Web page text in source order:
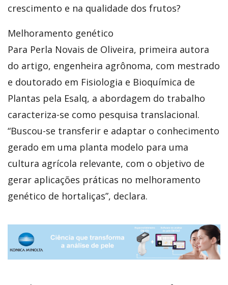
crescimento e na qualidade dos frutos?
Melhoramento genético
Para Perla Novais de Oliveira, primeira autora
do artigo, engenheira agrônoma, com mestrado
e doutorado em Fisiologia e Bioquímica de
Plantas pela Esalq, a abordagem do trabalho
caracteriza-se como pesquisa translacional.
“Buscou-se transferir e adaptar o conhecimento
gerado em uma planta modelo para uma
cultura agrícola relevante, com o objetivo de
gerar aplicações práticas no melhoramento
genético de hortaliças”, declara.